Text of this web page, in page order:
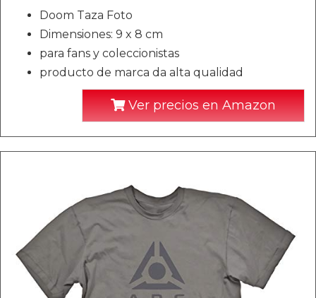
Doom Taza Foto
Dimensiones: 9 x 8 cm
para fans y coleccionistas
producto de marca da alta qualidad
Ver precios en Amazon